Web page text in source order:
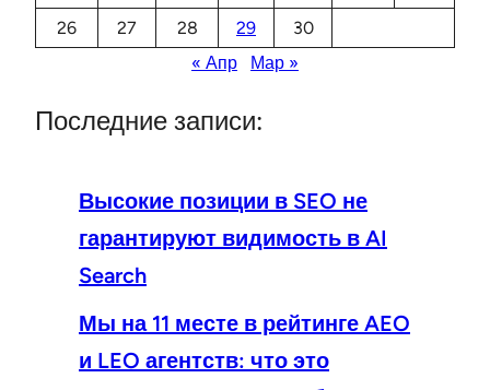
26
27 28 29
30
« Апр
Мар »
Последние записи:
Высокие позиции в SEO не
гарантируют видимость в AI
Search
Мы на 11 месте в рейтинге AEO
и LEO агентств: что это